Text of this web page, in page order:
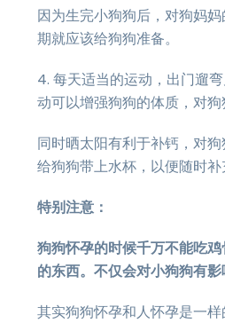
因为生完小狗狗后，对狗妈
期就应该给狗狗准备。
4. 每天适当的运动，出门遛
动可以增强狗狗的体质，对
同时晒太阳有利于补钙，对狗
给狗狗带上水杯，以便随时补
特别注意：
狗狗怀孕的时候千万不能吃
的东西。不仅会对小狗狗有
其实狗狗怀孕和人怀孕是一